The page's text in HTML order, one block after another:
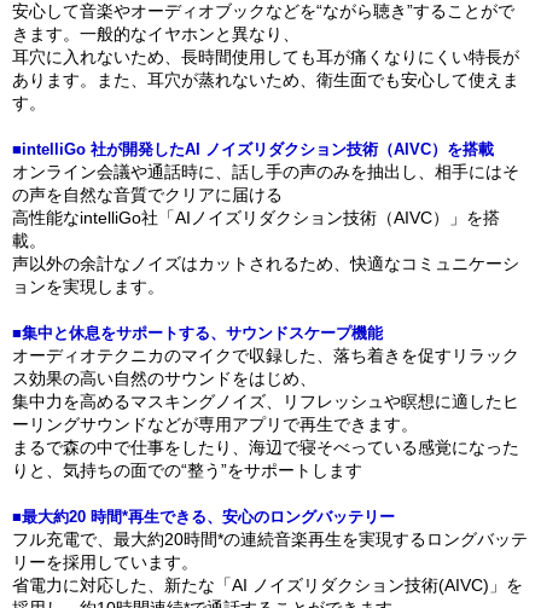
安⼼して⾳楽やオーディオブックなどを“ながら聴き”することがで
きます。⼀般的なイヤホンと異なり、
⽿⽳に⼊れないため、⻑時間使⽤しても⽿が痛くなりにくい特⻑が
あります。また、⽿⽳が蒸れないため、衛⽣⾯でも安⼼して使えま
す。
■intelliGo 社が開発したAI ノイズリダクション技術（AIVC）を搭載
オンライン会議や通話時に、話し⼿の声のみを抽出し、相⼿にはそ
の声を⾃然な⾳質でクリアに届ける
⾼性能なintelliGo社「AIノイズリダクション技術（AIVC）」を搭
載。
声以外の余計なノイズはカットされるため、快適なコミュニケーシ
ョンを実現します。
■集中と休息をサポートする、サウンドスケープ機能
オーディオテクニカのマイクで収録した、落ち着きを促すリラック
ス効果の⾼い⾃然のサウンドをはじめ、
集中⼒を⾼めるマスキングノイズ、リフレッシュや瞑想に適したヒ
ーリングサウンドなどが専⽤アプリで再⽣できます。
まるで森の中で仕事をしたり、海辺で寝そべっている感覚になった
りと、気持ちの⾯での“整う”をサポートします
■最大約20 時間*再生できる、安心のロングバッテリー
フル充電で、最⼤約20時間*の連続音楽再⽣を実現するロングバッテ
リーを採⽤しています。
省電⼒に対応した、新たな「AI ノイズリダクション技術(AIVC)」を